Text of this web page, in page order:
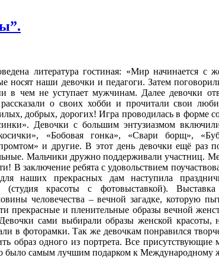
литература гостиная: «Мир начинается с
носят наши девочки и педагоги. Затем
в чем не уступает мужчинам. Далее девочки
о своих хобби и прочитали свои
добрых, дорогих! Игра проводилась в форме
Девочки с большим энтузиазмом
«Бобовая гонка», «Свари борщ»,
и другие. В этот день девочки ещё раз
Мальчики дружно поддерживали участниц.
В заключение ребята с удовольствием
наших прекрасных дам наступила
красоты с фотовыставкой).
человечества – вечной загадке, которую
прекрасные и пленительные образы вечной
сами выбирали образы женской красоты,
в фоторамки. Так же девочкам понравился
образ одного из портрета. Все присутствующие
было самым лучшим подарком к Международному